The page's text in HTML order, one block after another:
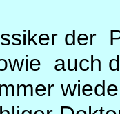
der
auch